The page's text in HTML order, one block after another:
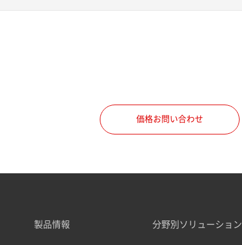
価格お問い合わせ
製品情報 分野別ソリューション